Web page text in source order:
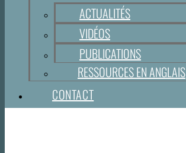
ACTUALITÉS
VIDÉOS
PUBLICATIONS
RESSOURCES EN ANGLAIS
CONTACT